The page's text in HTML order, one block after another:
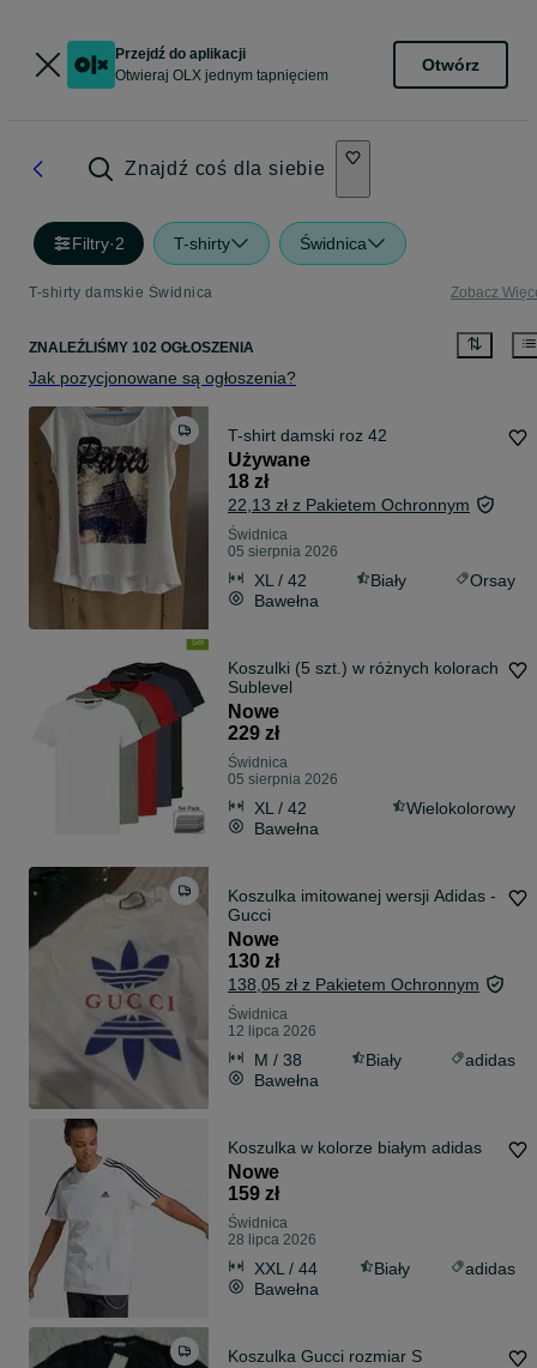
Przejdź do aplikacji
Otwieraj OLX jednym tapnięciem
Otwórz
Znajdź coś dla siebie
Filtry·2 T-shirty Świdnica
T-shirty damskie Świdnica Zobacz
ZNALEŹLIŚMY 102 OGŁOSZENIA
Jak pozycjonowane są ogłoszenia?
T-shirt damski roz 42
Używane
18 zł
22,13 zł z Pakietem Ochronnym
Świdnica
05 sierpnia 2026
XL / 42 Biały
Orsay
Bawełna
Koszulki (5 szt.) w różnych kolorach
Sublevel
Nowe
229 zł
Świdnica
05 sierpnia 2026
XL / 42
Wielokolorowy
Bawełna
Koszulka imitowanej wersji Adidas -
Gucci
Nowe
130 zł
138,05 zł z Pakietem Ochronnym
Świdnica
12 lipca 2026
M / 38 Biały
adidas
Bawełna
Koszulka w kolorze białym adidas
Nowe
159 zł
Świdnica
28 lipca 2026
XXL / 44 Biały
adidas
Bawełna
Koszulka Gucci rozmiar S